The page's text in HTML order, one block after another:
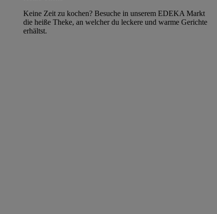
Keine Zeit zu kochen? Besuche in unserem EDEKA Markt
die heiße Theke, an welcher du leckere und warme Gerichte
erhältst.